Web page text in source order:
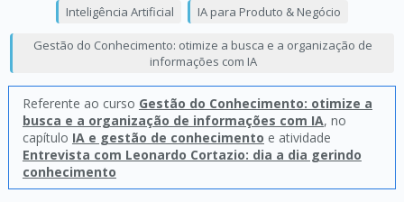
Inteligência Artificial IA para Produto & Negócio
Gestão do Conhecimento: otimize a busca e a organização de
informações com IA
Referente ao curso Gestão do Conhecimento: otimize a
busca e a organização de informações com IA, no
capítulo IA e gestão de conhecimento e atividade
Entrevista com Leonardo Cortazio: dia a dia gerindo
conhecimento